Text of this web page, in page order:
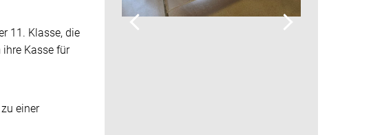
11. Klasse, die
Kasse für
einer